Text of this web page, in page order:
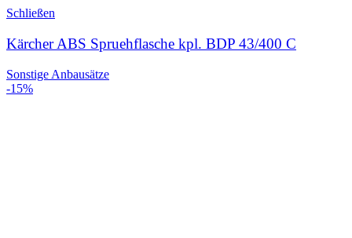
Schließen
Kärcher ABS Spruehflasche kpl. BDP 43/400 C
Sonstige Anbausätze
-15%